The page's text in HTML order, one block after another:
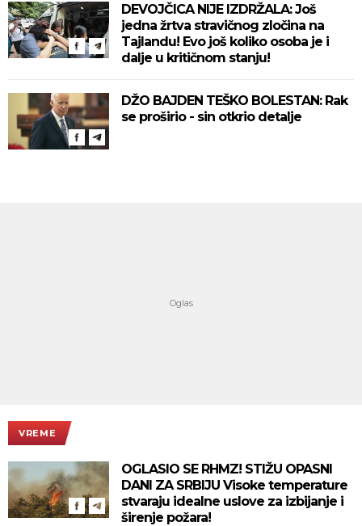
DEVOJČICA NIJE IZDRŽALA: Još
jedna žrtva stravičnog zločina na
Tajlandu! Evo još koliko osoba je i
dalje u kritičnom stanju!
DŽO BAJDEN TEŠKO BOLESTAN: Rak
se proširio - sin otkrio detalje
VREME
OGLASIO SE RHMZ! STIŽU OPASNI
DANI ZA SRBIJU Visoke temperature
stvaraju idealne uslove za izbijanje i
širenje požara!